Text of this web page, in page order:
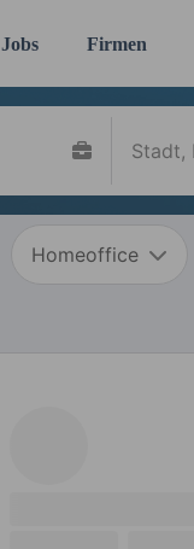
Jobs Firmen
Homeoffice